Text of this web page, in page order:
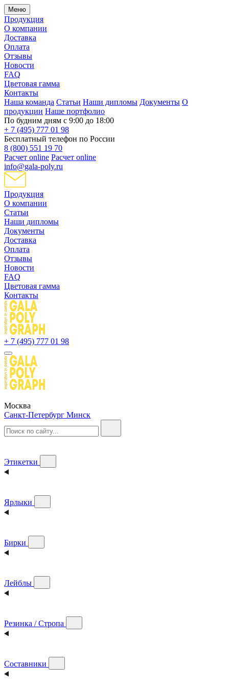
Меню
Продукция
О компании
Доставка
Оплата
Отзывы
Новости
FAQ
Цветовая гамма
Контакты
Наша команда Статьи Наши дипломы Документы О
продукции Наше портфолио
По будним дням с 9:00 до 18:00
+ 7 (495) 777 01 98
Бесплатный телефон по России
8 (800) 551 19 70
Расчет online Расчет online
info@gala-poly.ru
Продукция
О компании
Статьи
Наши дипломы
Документы
Доставка
Оплата
Отзывы
Новости
FAQ
Цветовая гамма
Контакты
+ 7 (495) 777 01 98
Москва
Санкт-Петербург Минск
Этикетки
Ярлыки
Бирки
Лейблы
Резинка / Стропа
Составники